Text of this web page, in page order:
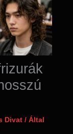
Divat / Által